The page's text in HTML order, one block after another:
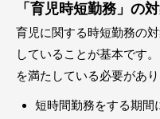
「育児時短勤務」の
育児に関する時短勤務の
していることが基本です
を満たしている必要があり
短時間勤務をする期間